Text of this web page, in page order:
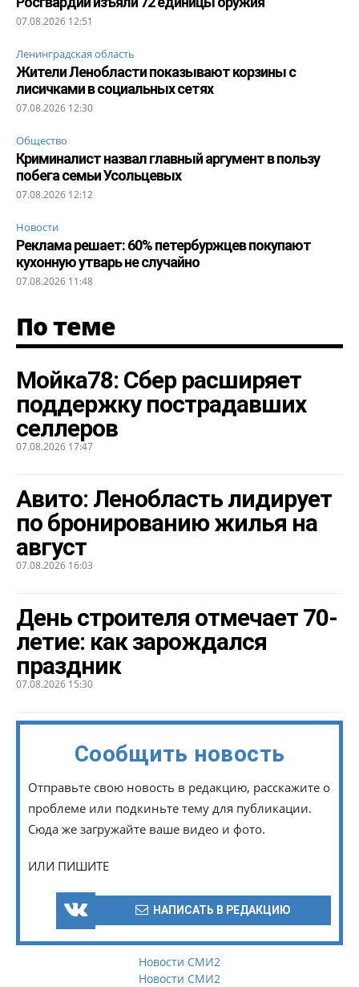
07.08.2026 12:51
Ленинградская область
Жители Ленобласти показывают корзины с
лисичками в социальных сетях
07.08.2026 12:30
Общество
Криминалист назвал главный аргумент в пользу
побега семьи Усольцевых
07.08.2026 12:12
Новости
Реклама решает: 60% петербуржцев покупают
кухонную утварь не случайно
07.08.2026 11:48
По теме
Мойка78: Сбер расширяет
поддержку пострадавших
селлеров
07.08.2026 17:47
Авито: Ленобласть лидирует
по бронированию жилья на
август
07.08.2026 16:03
День строителя отмечает 70-
летие: как зарождался
праздник
07.08.2026 15:30
Сообщить новость
Отправьте свою новость в редакцию, расскажите о
проблеме или подкиньте тему для публикации.
Сюда же загружайте ваше видео и фото.
ИЛИ ПИШИТЕ
НАПИСАТЬ В РЕДАКЦИЮ
Новости СМИ2
Новости СМИ2